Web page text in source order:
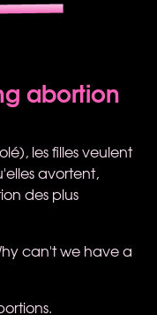
abortion
les filles veulent
avortent,
des plus
can't we have a